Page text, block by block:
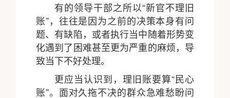
有的领导干部之所以“新官不理旧
账”，往往是因为之前的决策本身有问
题、有缺陷，或者执行当中随着形势变
化遇到了困难甚至更为严重的麻烦，导
致当下不好处理。
更应当认识到，理旧账要算“民心
账”。面对久拖不决的群众急难愁盼问